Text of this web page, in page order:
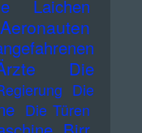
Laichen
Die
Die
Die Türen